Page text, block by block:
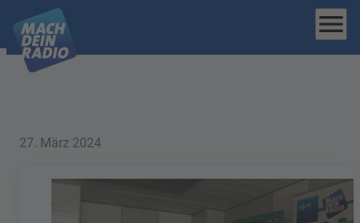
menu
27. März 2024